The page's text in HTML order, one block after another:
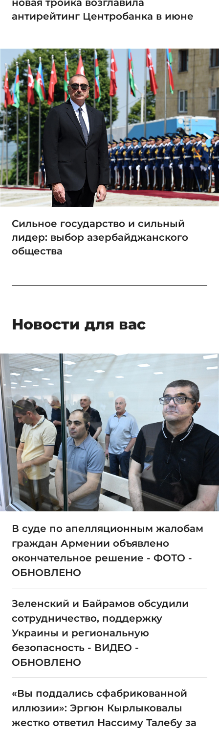
новая тройка возглавила
антирейтинг Центробанка в июне
Сильное государство и сильный
лидер: выбор азербайджанского
общества
Новости для вас
В суде по апелляционным жалобам
граждан Армении объявлено
окончательное решение - ФОТО -
ОБНОВЛЕНО
Зеленский и Байрамов обсудили
сотрудничество, поддержку
Украины и региональную
безопасность - ВИДЕО -
ОБНОВЛЕНО
«Вы поддались сфабрикованной
иллюзии»: Эргюн Кырлыковалы
жестко ответил Нассиму Талебу за